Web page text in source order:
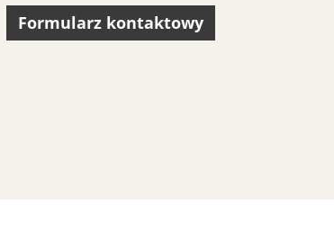
Formularz kontaktowy